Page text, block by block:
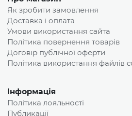
Як зробити замовлення
Доставка і оплата
Умови використання сайта
Політика повернення товарів
Договір публічної оферти
Політика використання файлів
Інформація
Політика лояльності
Публикації